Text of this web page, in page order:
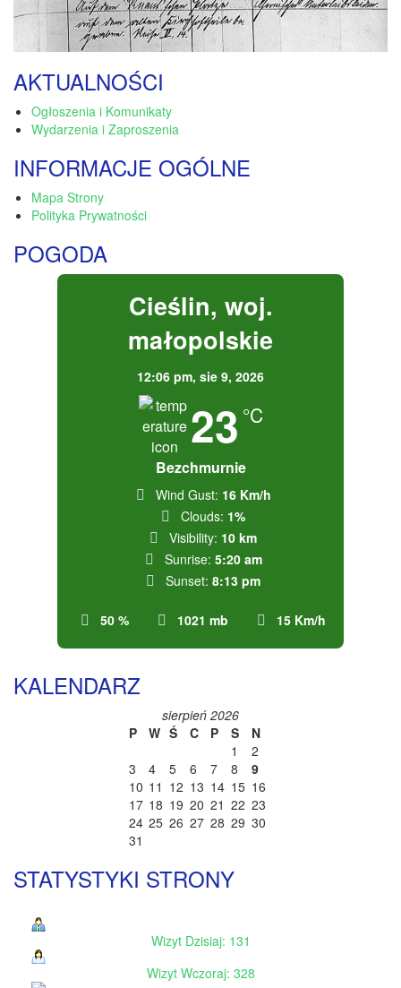
AKTUALNOŚCI
Ogłoszenia i Komunikaty
Wydarzenia i Zaproszenia
INFORMACJE OGÓLNE
Mapa Strony
Polityka Prywatności
POGODA
Cieślin, woj.
małopolskie
12:06 pm, sie 9, 2026
23 °C
Bezchmurnie
50 % 1021 mb 15 Km/h
Wind Gust: 16 Km/h
Clouds: 1%
Visibility: 10 km
Sunrise: 5:20 am
Sunset: 8:13 pm
KALENDARZ
sierpień 2026
P
W Ś C P S
N
1
2
3
4 5 6 7 8
9
10 11 12 13 14 15 16
17 18 19 20 21 22 23
24 25 26 27 28 29 30
31
STATYSTYKI STRONY
Wizyt Dzisiaj: 131
Wizyt Wczoraj: 328